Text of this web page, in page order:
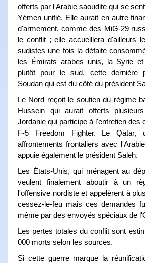
offerts par l'Arabie saoudite qui se
Yémen unifié. Elle aurait en autre
d'armement, comme des MiG-29
le conflit ; elle accueillera d'ailleurs
sudistes une fois la défaite
les Émirats arabes unis, la Syrie et
plutôt pour le sud, cette dernière
Soudan qui est du côté du président
Le Nord reçoit le soutien du régime
Hussein qui aurait offerts
Jordanie qui participe à l'entretien des
F-5 Freedom Fighter. Le Qatar,
affrontements frontaliers avec
appuie également le président Saleh.
Les États-Unis, qui ménagent au
veulent finalement aboutir à un
l'offensive nordiste et appelèrent à
cessez-le-feu mais ces demandes
même par des envoyés spéciaux de
Les pertes totales du conflit sont
000 morts selon les sources.
Si cette guerre marque la